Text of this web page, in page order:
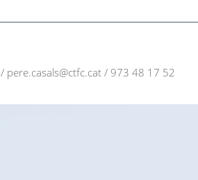
/ pere.casals@ctfc.cat / 973 48 17 52